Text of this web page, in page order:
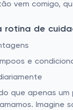
vem comigo,
rotina de
e
que apenas
Imagine